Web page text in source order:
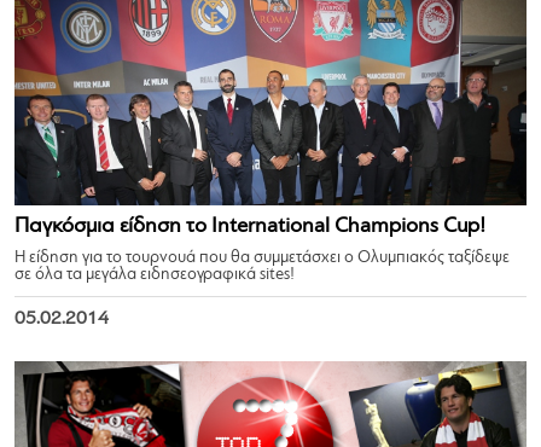
Παγκόσμια είδηση το International Champions Cup!
Η είδηση για το τουρνουά που θα συμμετάσχει ο Ολυμπιακός ταξίδεψε
σε όλα τα μεγάλα ειδησεογραφικά sites!
05.02.2014